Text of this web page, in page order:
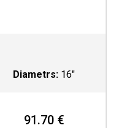
Diametrs: 16"
91.70 €